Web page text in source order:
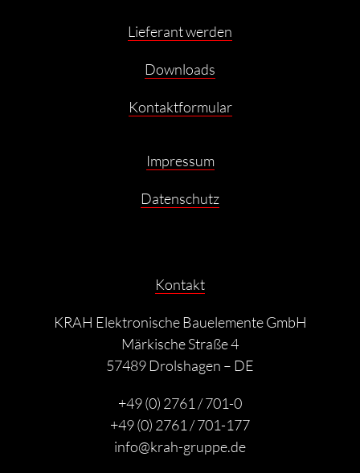
Lieferant werden
Downloads
Kontaktformular
Impressum
Datenschutz
Kontakt
KRAH Elektronische Bauelemente GmbH
Märkische Straße 4
57489 Drolshagen – DE
+49 (0) 2761 / 701-0
+49 (0) 2761 / 701-177
info@krah-gruppe.de